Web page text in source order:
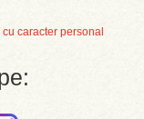
caracter personal